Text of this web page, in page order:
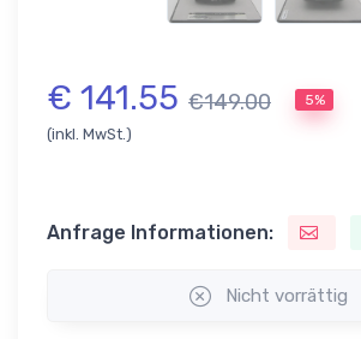
€ 141.55 €149.00 5%
(inkl. MwSt.)
Anfrage Informationen:
Nicht vorrättig